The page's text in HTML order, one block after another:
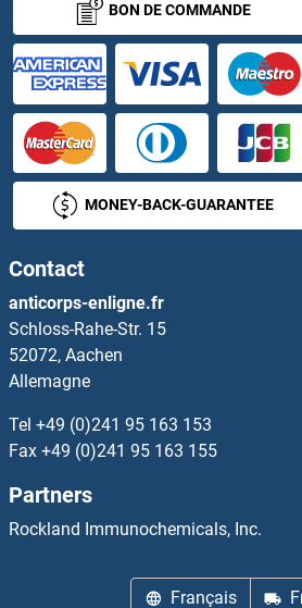
KCNE1 Anticorps
KCNE2 Anticorps
Kcne3 Anticorps
KCNE4 Anticorps
KCNF1 Anticorps
KCNG1 Anticorps
Kcng2 Anticorps
KCNG3 Anticorps
KCNG4 Anticorps
KCNH1 Anticorps
KCNH4 Anticorps
BON DE COMMANDE
MONEY-BACK-GUARANTEE
Contact
anticorps-enligne.fr
Schloss-Rahe-Str. 15
52072, Aachen
Allemagne
Tel +49 (0)241 95 163 153
Fax +49 (0)241 95 163 155
Partners
Rockland Immunochemicals, Inc.
Français